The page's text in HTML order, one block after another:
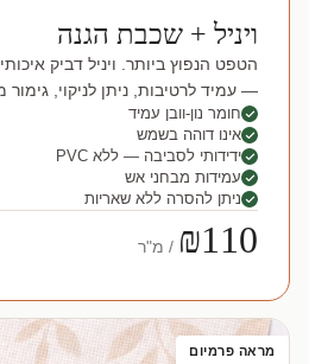
ויניל + שכבת הגנה
הטפט הנפוץ ביותר. ויניל דביק
— עמיד לרטיבות, ניתן לניקוי, גימור
חומר נון-וובן עמיד
אינו דוהה בשמש
ידידותי לסביבה — ללא PVC
עמידות מבחני אש
ניתן להסרה ללא שאריות
₪110 / מ"ר
מראה פרמיום